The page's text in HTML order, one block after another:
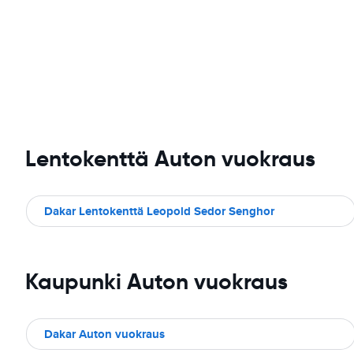
Lentokenttä Auton vuokraus
Dakar Lentokenttä Leopold Sedor Senghor
Kaupunki Auton vuokraus
Dakar Auton vuokraus